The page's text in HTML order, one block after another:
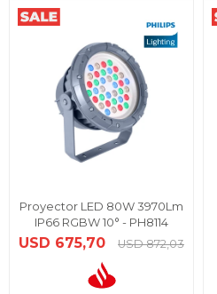
Proyector LED 80W 3970Lm
IP66 RGBW 10° - PH8114
USD 675,70 USD 872,03